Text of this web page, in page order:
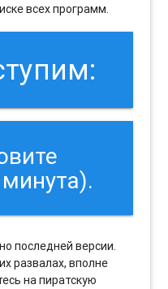
всех программ.
последней версии.
развалах, вполне
на пиратскую